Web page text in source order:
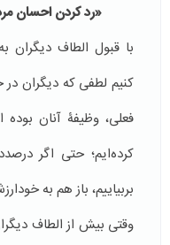
«رد کردن احسان
با قبول الطاف دیگران
کنیم لطفی که دیگران
فعلی، وظیفۀ آنان
کرده‌ایم؛ حتی اگر
بربیاییم، باز هم به
وقتی بیش از الطاف